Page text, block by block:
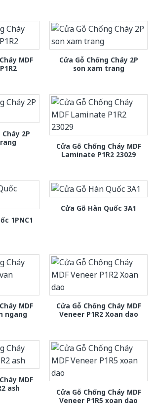
MDF
Cửa Gỗ Chống Cháy 2P
son xam trang
2P
Cửa Gỗ Chống Cháy MDF
Laminate P1R2 23029
1PNC1
Cửa Gỗ Hàn Quốc 3A1
MDF
ngang
Cửa Gỗ Chống Cháy MDF
Veneer P1R2 Xoan dao
MDF
ash
Cửa Gỗ Chống Cháy MDF
Veneer P1R5 xoan dao